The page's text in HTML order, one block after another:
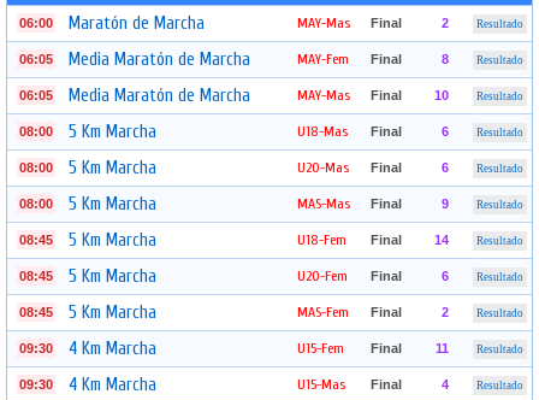
06:00 Maratón de Marcha MAY-Mas Final 2 Resultado
06:05 Media Maratón de Marcha MAY-Fem Final 8 Resultado
06:05 Media Maratón de Marcha MAY-Mas Final 10 Resultado
08:00 5 Km Marcha U18-Mas Final 6 Resultado
08:00 5 Km Marcha U20-Mas Final 6 Resultado
08:00 5 Km Marcha MAS-Mas Final 9 Resultado
08:45 5 Km Marcha U18-Fem Final 14 Resultado
08:45 5 Km Marcha U20-Fem Final 6 Resultado
08:45 5 Km Marcha MAS-Fem Final 2 Resultado
09:30 4 Km Marcha U15-Fem Final 11 Resultado
09:30 4 Km Marcha U15-Mas Final 4 Resultado